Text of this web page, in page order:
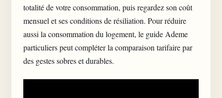
totalité de votre consommation, puis regardez son coût
mensuel et ses conditions de résiliation. Pour réduire
aussi la consommation du logement, le guide Ademe
particulierspeut compléter la comparaison tarifaire par
des gestes sobres et durables.